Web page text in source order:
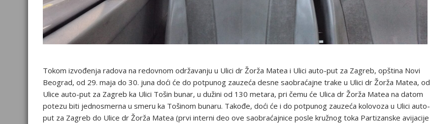
Tokom izvođenja radova na redovnom održavanju u Ulici dr Žorža Matea i Ulici auto-put za Zagreb, opština Novi
Beograd, od 29. maja do 30. juna doći će do potpunog zauzeća desne saobraćajne trake u Ulici dr Žorža Matea, od
Ulice auto-put za Zagreb ka Ulici Tošin bunar, u dužini od 130 metara, pri čemu će Ulica dr Žorža Matea na datom
potezu biti jednosmerna u smeru ka Tošinom bunaru. Takođe, doći će i do potpunog zauzeća kolovoza u Ulici auto-
put za Zagreb do Ulice dr Žorža Matea (prvi interni deo ove saobraćajnice posle kružnog toka Partizanske avijacije